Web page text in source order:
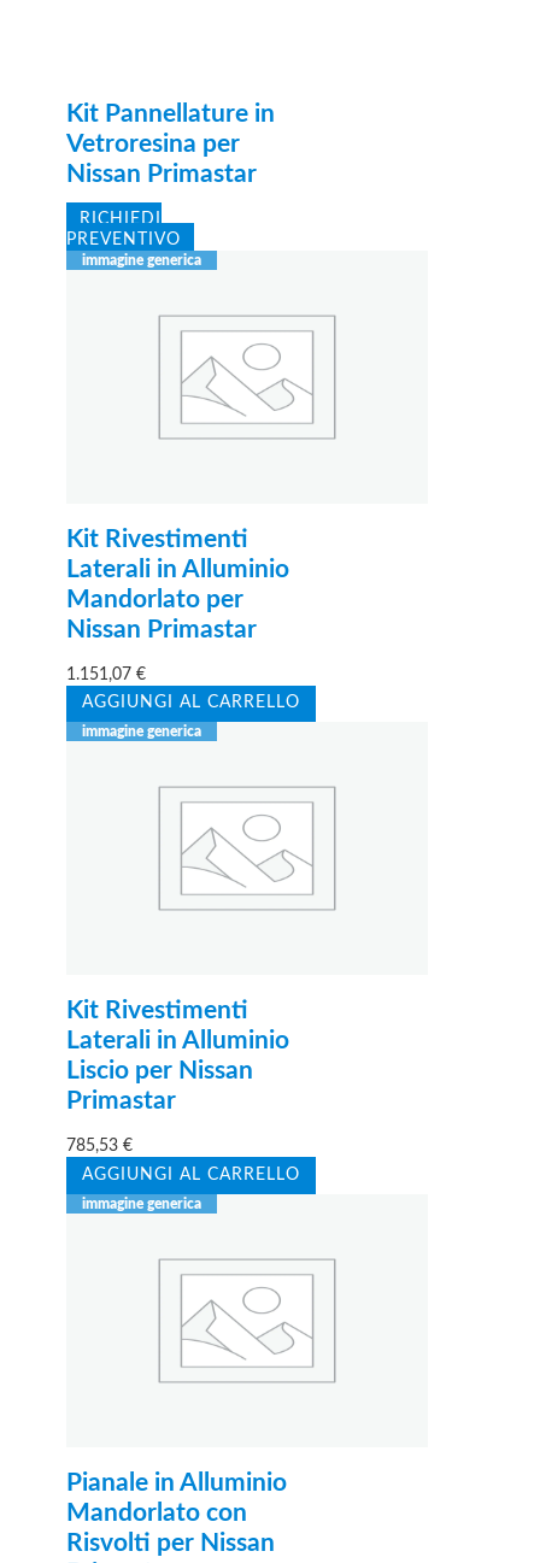
Kit Pannellature in
Vetroresina per
Nissan Primastar
RICHIEDI
PREVENTIVO
Kit Rivestimenti
Laterali in Alluminio
Mandorlato per
Nissan Primastar
1.151,07€
AGGIUNGI AL CARRELLO
Kit Rivestimenti
Laterali in Alluminio
Liscio per Nissan
Primastar
785,53€
AGGIUNGI AL CARRELLO
Pianale in Alluminio
Mandorlato con
Risvolti per Nissan